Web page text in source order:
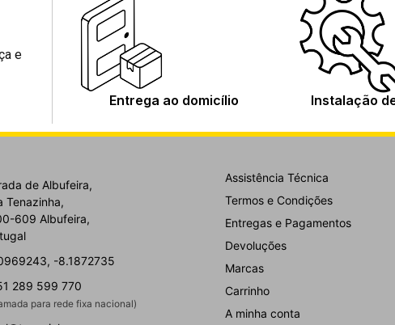
e
Entrega ao domicílio Instalação
de Albufeira,
Tenazinha,
609 Albufeira,
-8.1872735
289 599 770
para rede fixa nacional)
Assistência Técnica
Termos e Condições
Entregas e Pagamentos
Devoluções
Marcas
Carrinho
A minha conta